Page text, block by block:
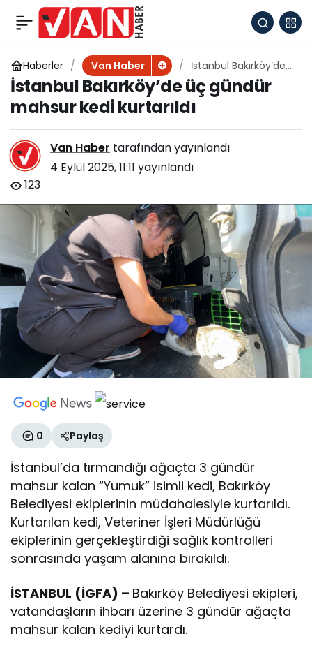
Haberler Van Haber
İstanbul Bakırköy’de
üç gündür mahsur
kedi kurtarıldı
İstanbul Bakırköy’de üç gündür
mahsur kedi kurtarıldı
Van Haber tarafından yayınlandı
4 Eylül 2025, 11:11 yayınlandı
123
0 Paylaş
İstanbul’da tırmandığı ağaçta 3 gündür
mahsur kalan “Yumuk” isimli kedi, Bakırköy
Belediyesi ekiplerinin müdahalesiyle kurtarıldı.
Kurtarılan kedi, Veteriner İşleri Müdürlüğü
ekiplerinin gerçekleştirdiği sağlık kontrolleri
sonrasında yaşam alanına bırakıldı.
İSTANBUL (İGFA) – Bakırköy Belediyesi ekipleri,
vatandaşların ihbarı üzerine 3 gündür ağaçta
mahsur kalan kediyi kurtardı.
Öğrenme süresince
görmenin etkisi yüzde
83’tür
Paylaş